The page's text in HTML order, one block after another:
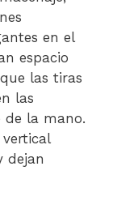
en el
espacio
las tiras
las
de la mano.
dejan